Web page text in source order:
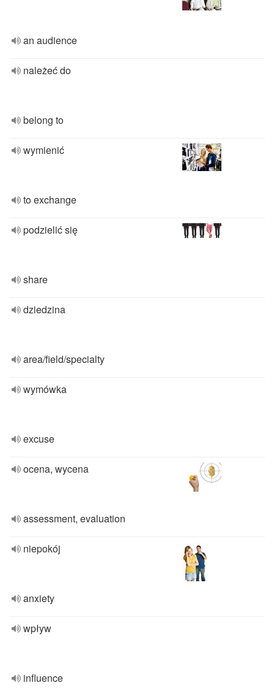
an audience
należeć do
belong to
wymienić
to exchange
podzielić się
share
dziedzina
area/field/specialty
wymówka
excuse
ocena, wycena
assessment, evaluation
niepokój
anxiety
wpływ
influence